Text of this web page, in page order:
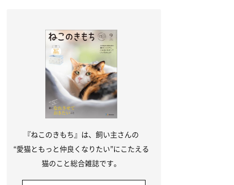
『ねこのきもち』は、飼い主さんの
“愛猫ともっと仲良くなりたい”にこたえる
猫のこと総合雑誌です。